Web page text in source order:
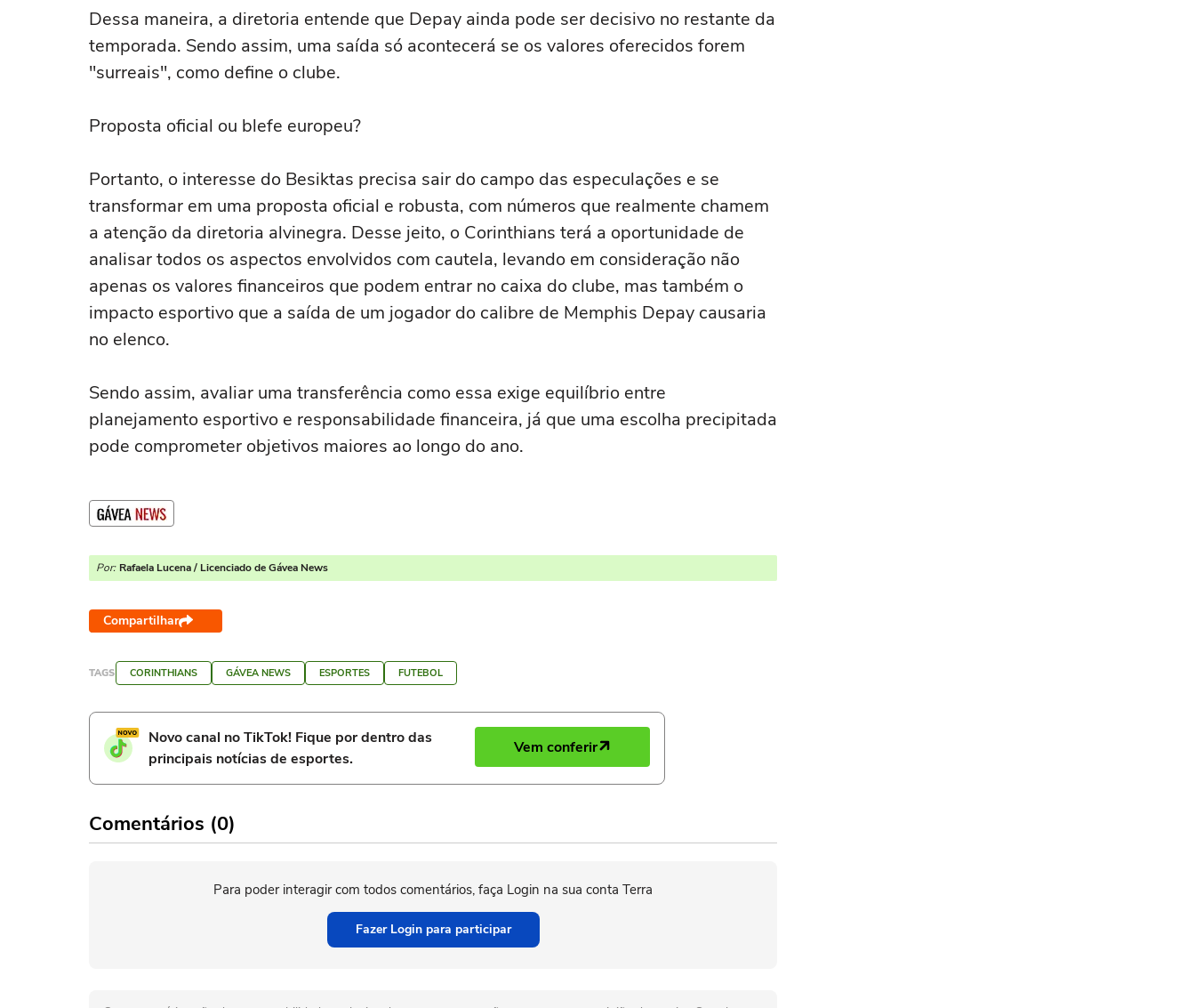
Dessa maneira, a diretoria entende que Depay ainda pode ser decisivo no restante da
temporada. Sendo assim, uma saída só acontecerá se os valores oferecidos forem
"surreais", como define o clube.
Proposta oficial ou blefe europeu?
Portanto, o interesse do Besiktas precisa sair do campo das especulações e se
transformar em uma proposta oficial e robusta, com números que realmente chamem
a atenção da diretoria alvinegra. Desse jeito, o Corinthians terá a oportunidade de
analisar todos os aspectos envolvidos com cautela, levando em consideração não
apenas os valores financeiros que podem entrar no caixa do clube, mas também o
impacto esportivo que a saída de um jogador do calibre de Memphis Depay causaria
no elenco.
Sendo assim, avaliar uma transferência como essa exige equilíbrio entre
planejamento esportivo e responsabilidade financeira, já que uma escolha precipitada
pode comprometer objetivos maiores ao longo do ano.
Por: Rafaela Lucena / Licenciado de Gávea News
Compartilhar
TAGS CORINTHIANS GÁVEA NEWS ESPORTES FUTEBOL
Novo canal no TikTok! Fique por dentro das
principais notícias de esportes.
Vem conferir
Comentários (0)
Para poder interagir com todos comentários, faça Login na sua conta Terra
Fazer Login para participar